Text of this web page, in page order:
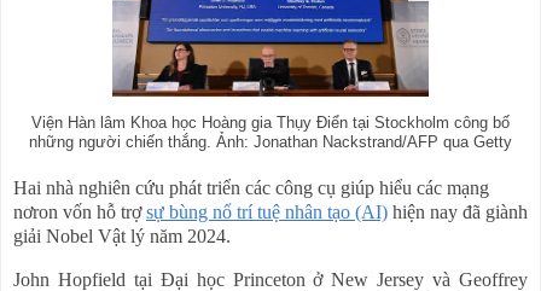
Viện Hàn lâm Khoa học Hoàng gia Thụy Điển tại Stockholm công bố
những người chiến thắng. Ảnh: Jonathan Nackstrand/AFP qua Getty
Hai nhà nghiên cứu phát triển các công cụ giúp hiểu các mạng
nơron vốn hỗ trợsự bùng nổ trí tuệ nhân tạo (AI) hiện nay đã giành
giải Nobel Vật lý năm 2024.
John Hopfield tại Đại học Princeton ở New Jersey và Geoffrey